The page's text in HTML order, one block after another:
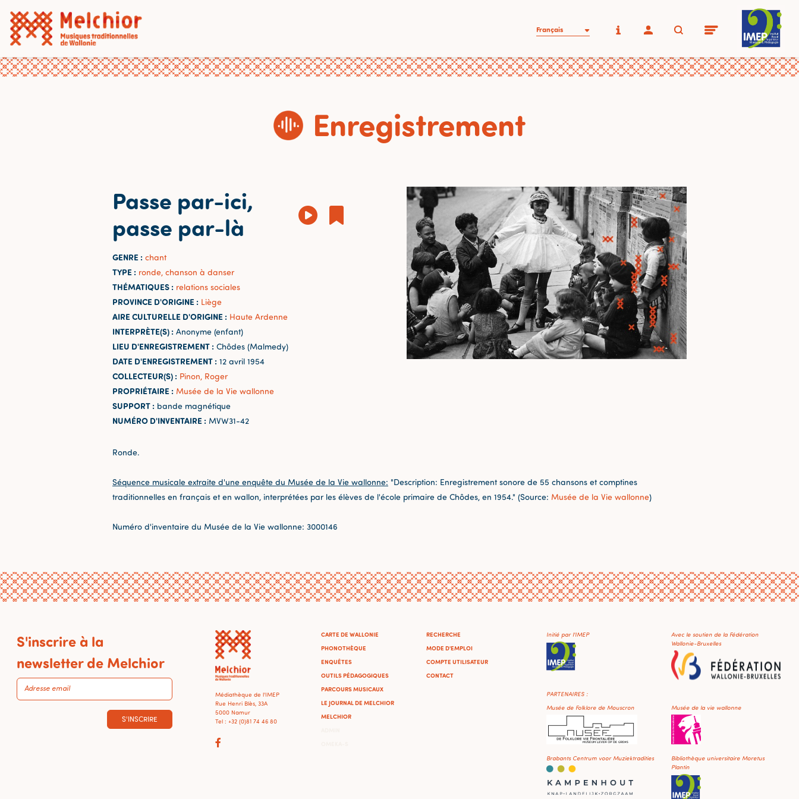
Français
Enregistrement
Passe par-ici,
passe par-là
GENRE : chant
TYPE : ronde, chanson à danser
THÉMATIQUES : relations sociales
PROVINCE D'ORIGINE : Liège
AIRE CULTURELLE D'ORIGINE : Haute Ardenne
INTERPRÈTE(S) : Anonyme (enfant)
LIEU D'ENREGISTREMENT : Chôdes (Malmedy)
DATE D'ENREGISTREMENT : 12 avril 1954
COLLECTEUR(S) : Pinon, Roger
PROPRIÉTAIRE : Musée de la Vie wallonne
SUPPORT : bande magnétique
NUMÉRO D'INVENTAIRE : MVW31-42
Ronde.
Séquence musicale extraite d'une enquête du Musée de la Vie wallonne: "Description: Enregistrement sonore de 55 chansons et comptines
traditionnelles en français et en wallon, interprétées par les élèves de l'école primaire de Chôdes, en 1954." (Source: Musée de la Vie wallonne)
Numéro d'inventaire du Musée de la Vie wallonne: 3000146
S'inscrire à la
newsletter de Melchior
S'INSCRIRE
Médiathèque de l'IMEP
Rue Henri Blès, 33A
5000 Namur
Tel : +32 (0)81 74 46 80
CARTE DE WALLONIE
PHONOTHÈQUE
ENQUÊTES
OUTILS PÉDAGOGIQUES
PARCOURS MUSICAUX
LE JOURNAL DE MELCHIOR
MELCHIOR
RECHERCHE
MODE D'EMPLOI
COMPTE UTILISATEUR
CONTACT
Initié par l'IMEP
Avec le soutien de la Fédération
Wallonie-Bruxelles
PARTENAIRES :
Musée de Folklore de Mouscron
Musée de la vie wallonne
Brabants Centrum voor Muziektradities
Bibliothèque universitaire Moretus
Plantin